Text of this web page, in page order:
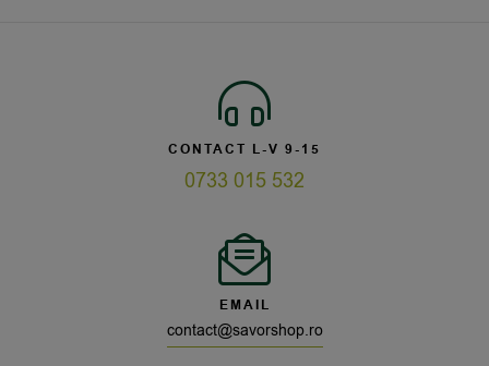
CONTACT L-V 9-15
0733 015 532
EMAIL
contact@savorshop.ro